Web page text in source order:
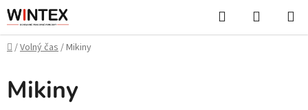
Prejsť
na
obsah
Hľadať
KOŠÍK
Domov
/Volný čas/Mikiny
Mikiny